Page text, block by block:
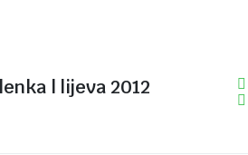
| lijeva 2012